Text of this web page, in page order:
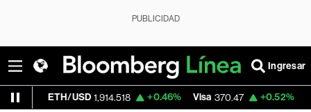
PUBLICIDAD
Ingresar
1,914.518 +0.46% Visa 370.47 +0.52% MercadoLibre